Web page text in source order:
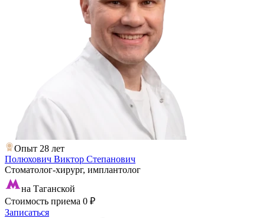
Опыт 28 лет
Полюхович Виктор Степанович
Стоматолог-хирург, имплантолог
на Таганской
Стоимость приема 0 ₽
Записаться